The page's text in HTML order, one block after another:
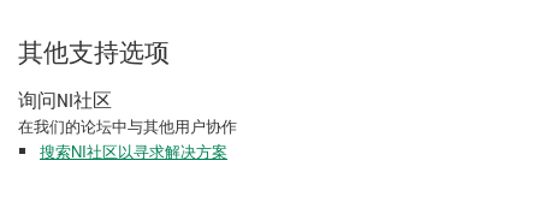
其他支持选项
询问NI社区
在我们的论坛中与其他用户协作
搜索NI社区以寻求解决方案